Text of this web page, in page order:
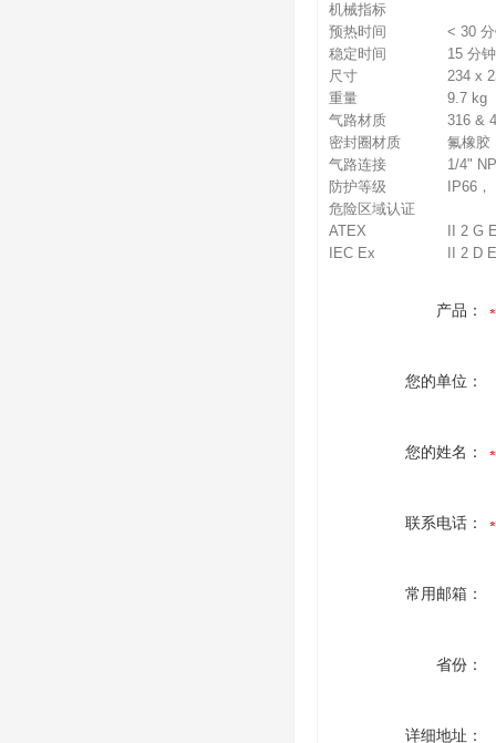
机械指标
预热时间
< 30
稳定时间
15 分钟
尺寸
234 x
重量
9.7 kg
气路材质
316 &
密封圈材质
氟橡胶
气路连接
1/4"
防护等级
IP66
危险区域认证
ATEX
II 2 G
IEC Ex
II 2 D
产品：
您的单位：
您的姓名：
联系电话：
常用邮箱：
省份：
详细地址：